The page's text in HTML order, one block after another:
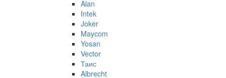
Alan
Intek
Joker
Maycom
Yosan
Vector
Таис
Albrecht